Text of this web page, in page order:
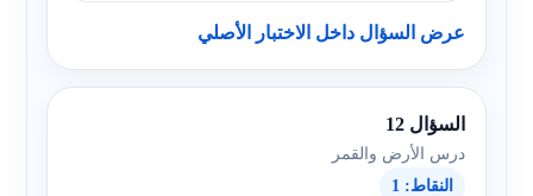
عرض السؤال داخل الاختبار الأصلي
السؤال 12
درس الأرض والقمر
النقاط: 1